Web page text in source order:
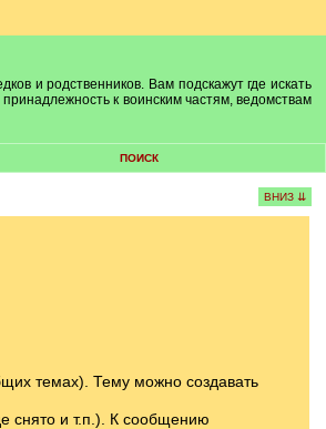
и родственников. Вам подскажут где искать
к воинским частям, ведомствам
ПОИСК
ВНИЗ ⇊
темах). Тему можно создавать
снято и т.п.). К сообщению